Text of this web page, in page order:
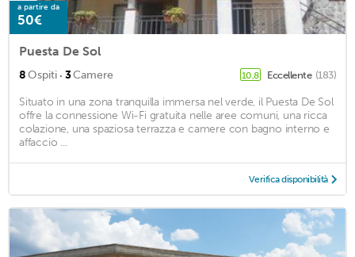
a partire da
50€
Puesta De Sol
8Ospiti · 3Camere 10,8 Eccellente (183)
Situato in una zona tranquilla immersa nel verde, il Puesta De Sol
offre la connessione Wi-Fi gratuita nelle aree comuni, una ricca
colazione, una spaziosa terrazza e camere con bagno interno e
affaccio ...
Verifica disponibilità